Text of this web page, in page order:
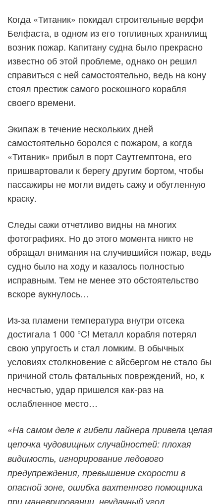
Когда «Титаник» покидал строительные верфи
Белфаста, в одном из его топливных хранилищ
возник пожар. Капитану судна было прекрасно
известно об этой проблеме, однако он решил
справиться с ней самостоятельно, ведь на кону
стоял престиж самого роскошного корабля
своего времени.
Экипаж в течение нескольких дней
самостоятельно боролся с пожаром, а когда
«Титаник» прибыл в порт Саутгемптона, его
пришвартовали к берегу другим бортом, чтобы
пассажиры не могли видеть сажу и обугленную
краску.
Следы сажи отчетливо видны на многих
фотографиях. Но до этого момента никто не
обращал внимания на случившийся пожар, ведь
судно было на ходу и казалось полностью
исправным. Тем не менее это обстоятельство
вскоре аукнулось…
Из-за пламени температура внутри отсека
достигала 1 000 °C! Металл корабля потерял
свою упругость и стал ломким. В обычных
условиях столкновение с айсбергом не стало бы
причиной столь фатальных повреждений, но, к
несчастью, удар пришелся как-раз на
ослабленное место…
«На самом деле к гибели лайнера привела целая
цепочка чудовищных случайностей: плохая
видимость, игнорирование ледового
предупреждения, превышение скорости в
опасной зоне, ошибка вахтенного помощника
при маневрировании, неудачный угол